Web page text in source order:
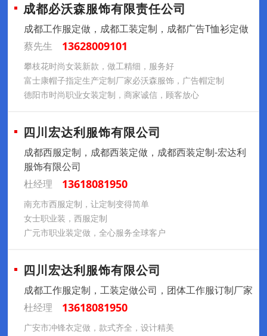
成都必沃森服饰有限责任公司
成都工作服定做，成都工装定制，成都广告T恤衫定做
蔡先生
13628009101
攀枝花时尚女装新款，做工精细，服务好
富士康帽子指定生产定制厂家必沃森服饰，广告帽定制
德阳市时尚职业女装定制，商家诚信，顾客放心
四川宏达利服饰有限公司
成都西服定制，成都西装定做，成都西装定制-宏达利
服饰有限公司
杜经理
13618081950
南充市西服定制，让定制变得简单
女士职业装，西服定制
广元市职业装定做，全心服务全球客户
四川宏达利服饰有限公司
成都工作服定制，工装定做公司，团体工作服订制厂家
杜经理
13618081950
广安市冲锋衣定做，款式齐全，设计精美